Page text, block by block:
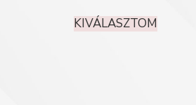
KIVÁLASZTOM